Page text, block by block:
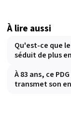
À lire aussi
Qu'est-ce que
séduit de plus
À 83 ans, ce
transmet son